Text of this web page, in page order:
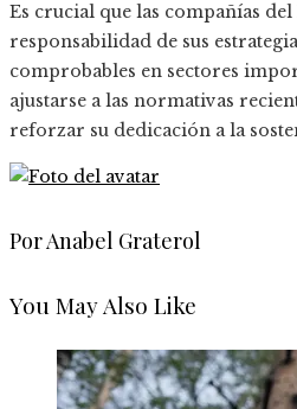
Es crucial que las compañías
responsabilidad de sus
comprobables en sectores
ajustarse a las normativas
reforzar su dedicación a la
Por Anabel Graterol
You May Also Like